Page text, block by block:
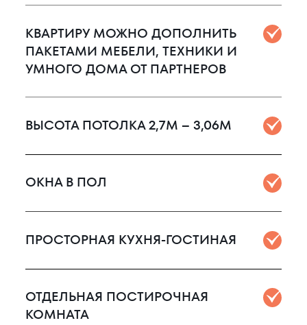
КВАРТИРУ МОЖНО ДОПОЛНИТЬ
ПАКЕТАМИ МЕБЕЛИ, ТЕХНИКИ И
УМНОГО ДОМА ОТ ПАРТНЕРОВ
ВЫСОТА ПОТОЛКА 2,7М – 3,06М
ОКНА В ПОЛ
ПРОСТОРНАЯ КУХНЯ-ГОСТИНАЯ
ОТДЕЛЬНАЯ ПОСТИРОЧНАЯ
КОМНАТА